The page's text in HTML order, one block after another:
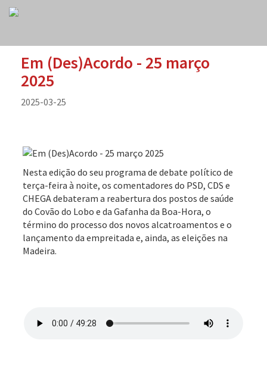
Em (Des)Acordo - 25 março
2025
2025-03-25
Nesta edição do seu programa de debate político de
terça-feira à noite, os comentadores do PSD, CDS e
CHEGA debateram a reabertura dos postos de saúde
do Covão do Lobo e da Gafanha da Boa-Hora, o
término do processo dos novos alcatroamentos e o
lançamento da empreitada e, ainda, as eleições na
Madeira.